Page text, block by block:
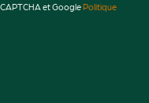
et GooglePolitique